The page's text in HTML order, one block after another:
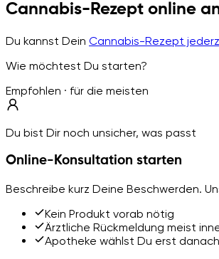
Cannabis-Rezept online
Du kannst Dein Cannabis-Rezept
Wie möchtest Du starten?
Empfohlen · für die meisten
Du bist Dir noch unsicher, was passt
Online-Konsultation starten
Beschreibe kurz Deine Beschwerden.
Kein Produkt vorab nötig
Ärztliche Rückmeldung meist
Apotheke wählst Du erst danach